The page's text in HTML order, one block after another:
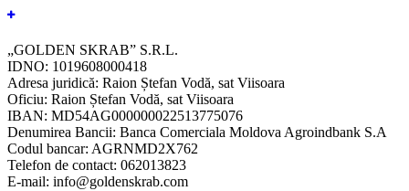
„GOLDEN SKRAB” S.R.L.
IDNO: 1019608000418
Adresa juridică: Raion Ștefan Vodă, sat Viisoara
Oficiu: Raion Ștefan Vodă, sat Viisoara
IBAN: MD54AG000000022513775076
Denumirea Bancii: Banca Comerciala Moldova Agroindbank S.A
Codul bancar: AGRNMD2X762
Telefon de contact: 062013823
E-mail: info@goldenskrab.com